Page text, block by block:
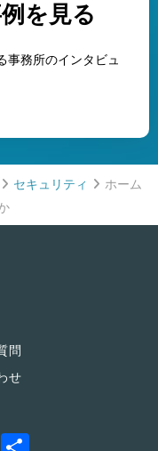
を見る
事務所のインタビュ
セキュリティ
ホーム
問
せ